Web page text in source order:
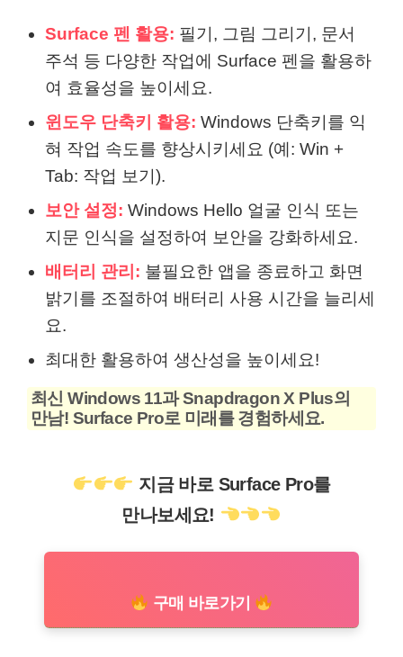
Surface 펜 활용: 필기, 그림 그리기, 문서
주석 등 다양한 작업에 Surface 펜을 활용하
여 효율성을 높이세요.
윈도우 단축키 활용: Windows 단축키를 익
혀 작업 속도를 향상시키세요 (예: Win +
Tab: 작업 보기).
보안 설정: Windows Hello 얼굴 인식 또는
지문 인식을 설정하여 보안을 강화하세요.
배터리 관리: 불필요한 앱을 종료하고 화면
밝기를 조절하여 배터리 사용 시간을 늘리세
요.
최대한 활용하여 생산성을 높이세요!
최신 Windows 11과 Snapdragon X Plus의
만남! Surface Pro로 미래를 경험하세요.
지금 바로 Surface Pro를
만나보세요!
구매 바로가기